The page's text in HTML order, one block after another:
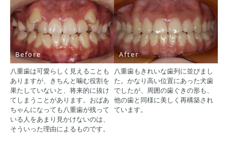
Before
八重歯は可愛らしく見えることも
ありますが、きちんと噛む役割を
果たしていないと、将来的に抜け
てしまうことがあります。おばあ
ちゃんになっても八重歯が残って
いる人をあまり見かけないのは、
そういった理由によるものです。
After
八重歯もきれいな歯列に並びまし
た。かなり高い位置にあった犬歯
でしたが、周囲の歯ぐきの形も、
他の歯と同様に美しく再構築され
ています。